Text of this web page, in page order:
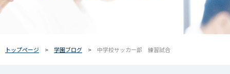
トップページ 学園ブログ 中学校サッカー部 練習試合